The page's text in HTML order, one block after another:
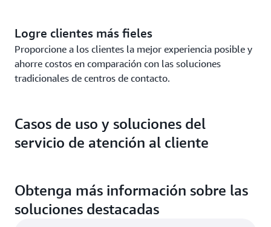
Logre clientes más fieles
Proporcione a los clientes la mejor experiencia posible y
ahorre costos en comparación con las soluciones
tradicionales de centros de contacto.
Casos de uso y soluciones del
servicio de atención al cliente
Obtenga más información sobre las
soluciones destacadas